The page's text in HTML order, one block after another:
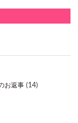
お返事 (14)